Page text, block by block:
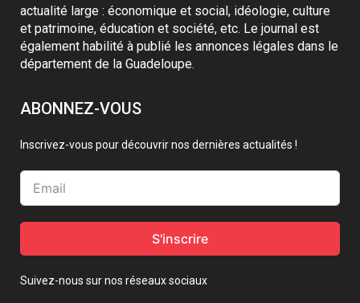
actualité large : économique et social, idéologie, culture
et patrimoine, éducation et société, etc. Le journal est
également habilité à publié les annonces légales dans le
département de la Guadeloupe.
ABONNEZ-VOUS
Inscrivez-vous pour découvrir nos dernières actualités !
S'inscrire
Suivez-nous sur nos réseaux sociaux